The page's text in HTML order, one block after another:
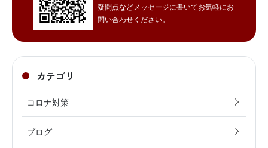
疑問点などメッセージに書いてお気軽にお
問い合わせください。
カテゴリ
コロナ対策
ブログ